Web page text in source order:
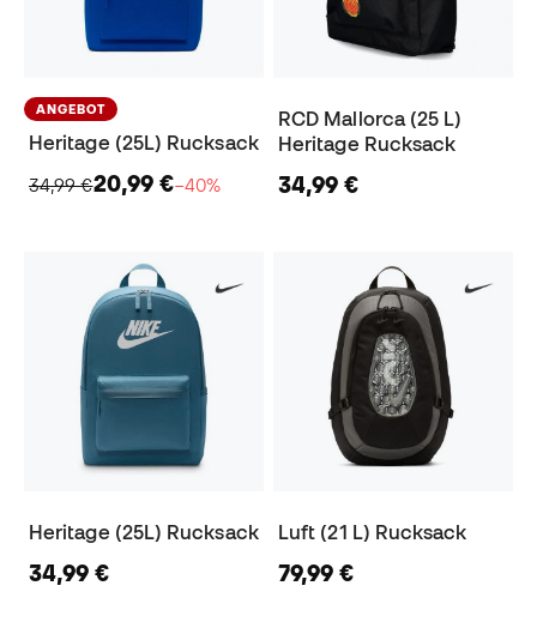
ANGEBOT
Heritage (25L) Rucksack
34,99 €20,99 €−40%
RCD Mallorca (25 L)
Heritage Rucksack
34,99 €
Heritage (25L) Rucksack
34,99 €
Luft (21 L) Rucksack
79,99 €